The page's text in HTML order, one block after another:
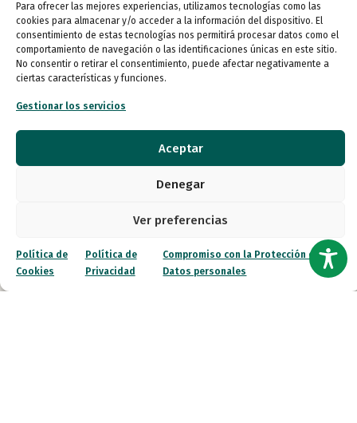
Para ofrecer las mejores experiencias, utilizamos tecnologías como las
cookies para almacenar y/o acceder a la información del dispositivo. El
consentimiento de estas tecnologías nos permitirá procesar datos como el
comportamiento de navegación o las identificaciones únicas en este sitio.
No consentir o retirar el consentimiento, puede afectar negativamente a
ciertas características y funciones.
Gestionar los servicios
Aceptar
Denegar
Ver preferencias
Política de
Cookies
Política de
Privacidad
Compromiso con la Protección de
Datos personales
Apoyo a las personas con autismo
Apoyo a los apoyos
Apoyo a entidades
Investigación y transferencia del conocimiento
autismo
Programas orientados a empoderar a las
personas con
autismo
, promover su bienestar y facilitar su participación
activa. Diseñamos programas para quienes necesitan